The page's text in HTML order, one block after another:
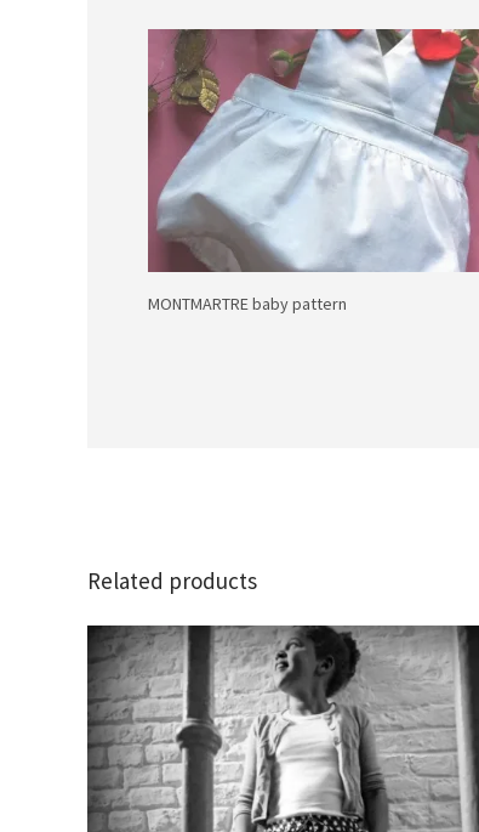
MONTMARTRE baby pattern
Related products